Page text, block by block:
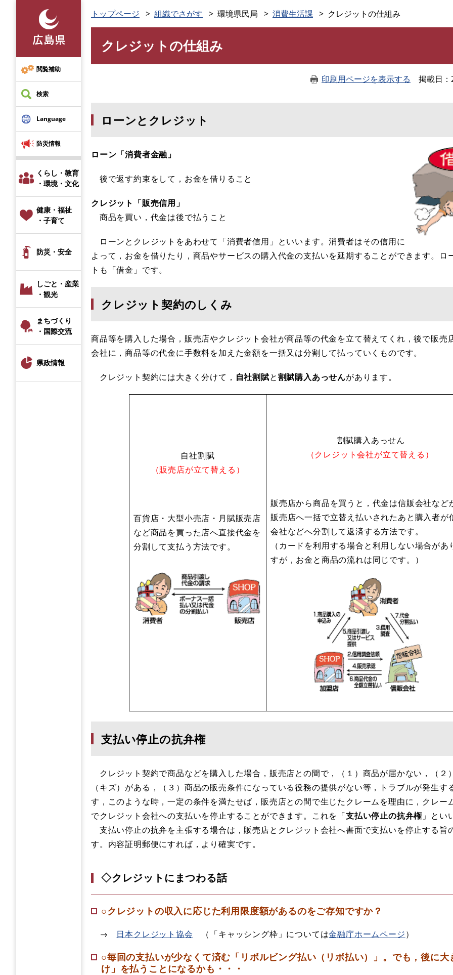
先
頭
で
す
閲覧補助
検索
Language
防災情報
くらし・教育
・環境・文化
健康・福祉
・子育て
防災・安全
しごと・産業
・観光
まちづくり
・国際交流
県政情報
トップページ 組織でさがす 環境県民局 消費生活課 クレジットの仕組み
クレジットの仕組み
印刷用ページを表示する 掲載日
ローンとクレジット
ローン「消費者金融」
後で返す約束をして，お金を借りること
クレジット「販売信用」
商品を買い，代金は後で払うこと
ローンとクレジットをあわせて「消費者信用」といいます。消費者はその信用に
よって，お金を借りたり，商品やサービスの購入代金の支払いを延期することができます。ロ
トも「借金」です。
クレジット契約のしくみ
商品等を購入した場合，販売店やクレジット会社が商品等の代金を立て替えてくれ，後で販売
会社に，商品等の代金に手数料を加えた金額を一括又は分割して払っていくものです。
クレジット契約には大きく分けて， 自社割賦と割賦購入あっせんがあります。
自社割賦
（販売店が立て替える）
百貨店・大型小売店・月賦販売店
など商品を買った店へ直接代金を
分割して支払う方法です。
割賦購入あっせん
（クレジット会社が立て替える）
販売店から商品を買うと，代金は信販会社など
販売店へ一括で立替え払いされたあと購入者が
会社などへ分割して返済する方法です。
（カードを利用する場合と利用しない場合があ
すが，お金と商品の流れは同じです。）
支払い停止の抗弁権
クレジット契約で商品などを購入した場合，販売店との間で，（１）商品が届かない，（２
（キズ）がある，（３）商品の販売条件になっている役務の提供がない等，トラブルが発生す
す，このような時，一定の条件を満たせば，販売店との間で生じたクレームを理由に，クレー
でクレジット会社への支払いを停止することができます。これを「支払い停止の抗弁権 」とい
支払い停止の抗弁を主張する場合は，販売店とクレジット会社へ書面で支払いを停止する旨
す。内容証明郵便にすれば，より確実です。
◇クレジットにまつわる話
○クレジットの収入に応じた利用限度額があるのをご存知ですか？
→ 日本クレジット協会 （「キャッシング枠」については金融庁ホームページ）
○毎回の支払いが少なくて済む「リボルビング払い（リボ払い）」。でも，後に大
け」を払うことになるかも・・・